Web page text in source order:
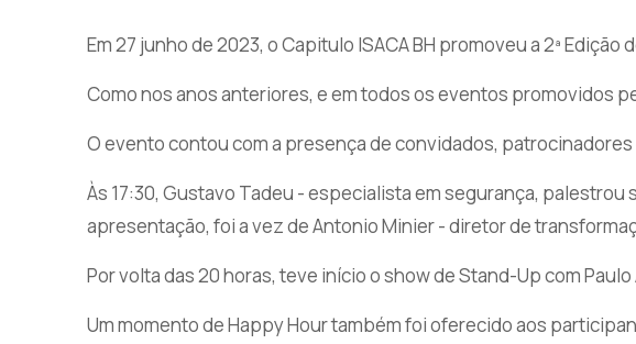
Em 27 junho de 2023, o Capitulo ISACA BH promoveu a 2ª Edição
Como nos anos anteriores, e em todos os eventos promovidos
O evento contou com a presença de convidados,
Às 17:30, Gustavo Tadeu - especialista em segurança,
apresentação, foi a vez de Antonio Minier - diretor de
Por volta das 20 horas, teve início o show de Stand-Up com
Um momento de Happy Hour também foi oferecido aos